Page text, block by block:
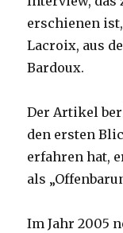
erschienen
Lacroix, aus
Bardoux.
Der Artikel
den ersten
erfahren hat,
als
Im Jahr 2005